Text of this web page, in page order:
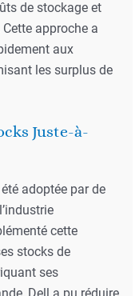
de stockage et
approche a
aux
les surplus de
Juste-à-
adoptée par de
cette
stocks de
ses